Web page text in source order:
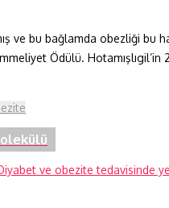
ve bu bağlamda obezliği bu
Ödülü.